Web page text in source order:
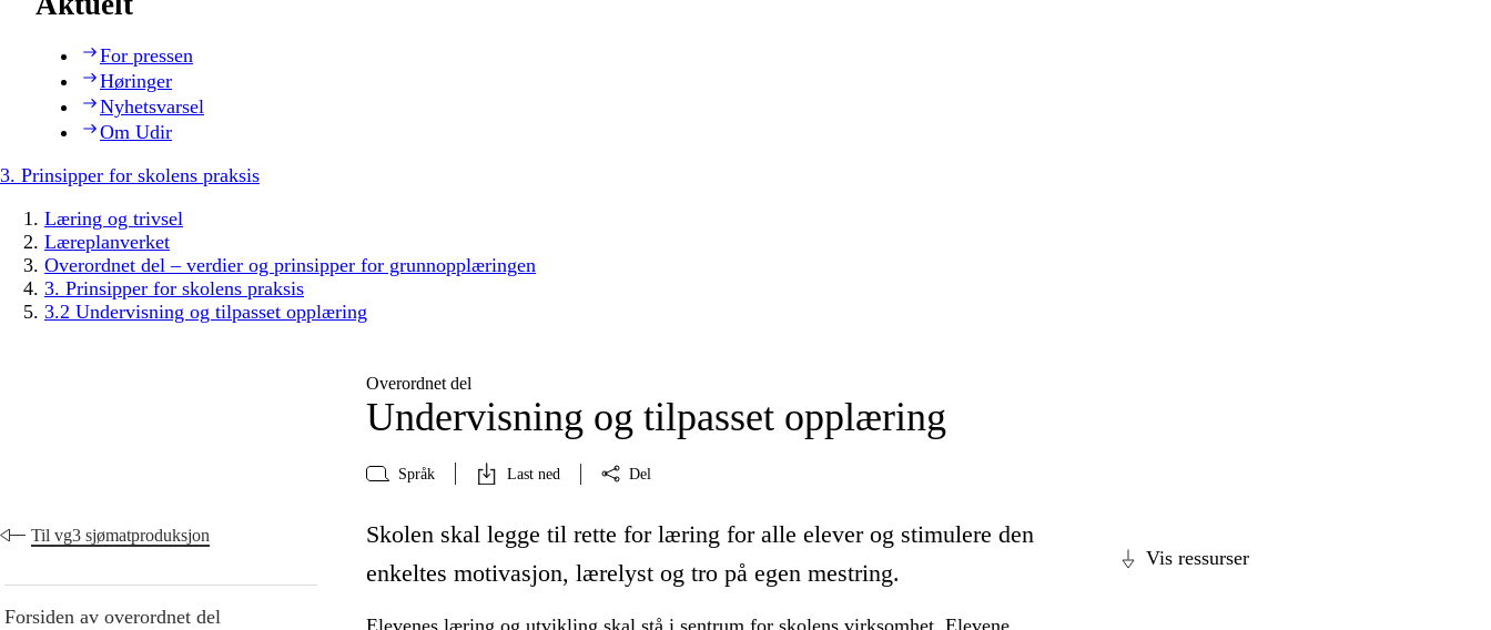
For pressen
Høringer
Nyhetsvarsel
Om Udir
3. Prinsipper for skolens praksis
Læring og trivsel
Læreplanverket
Overordnet del – verdier og prinsipper for grunnopplæringen
3. Prinsipper for skolens praksis
3.2 Undervisning og tilpasset opplæring
Overordnet del
Undervisning og tilpasset opplæring
Språk Last ned Del
Til vg3 sjømatproduksjon
Forsiden av overordnet del
Vis ressurser
Skolen skal legge til rette for læring for alle elever og stimulere den
enkeltes motivasjon, lærelyst og tro på egen mestring.